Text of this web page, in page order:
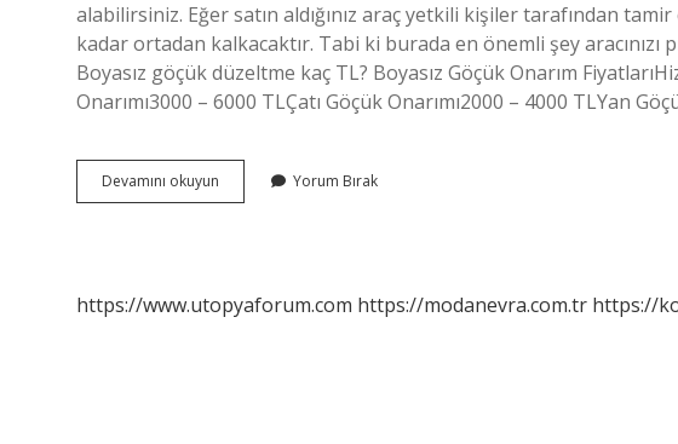
alabilirsiniz. Eğer satın aldığınız araç yetkili kişiler tarafından
kadar ortadan kalkacaktır. Tabi ki burada en önemli şey
Boyasız göçük düzeltme kaç TL? Boyasız Göçük Onarım
Onarımı3000 – 6000 TLÇatı Göçük Onarımı2000 – 4000 TLYan
Devamını okuyun
Göçük
Yorum Bırak
https://www.utopyaforum.com https://modanevra.com.tr https://